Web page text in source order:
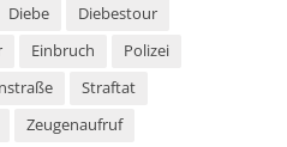
Diebe
Diebestour
Einbruch
Polizei
Straftat
Zeugenaufruf